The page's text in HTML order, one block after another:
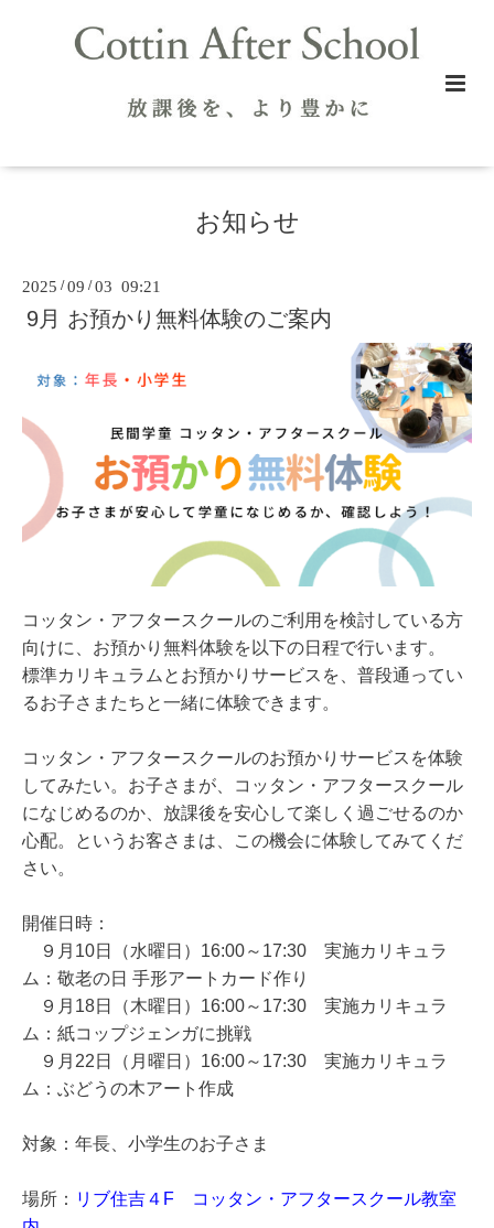
お知らせ
2025 /09 /03 09:21
9月 お預かり無料体験のご案内
コッタン・アフタースクールのご利用を検討している方
向けに、お預かり無料体験を以下の日程で行います。
標準カリキュラムとお預かりサービスを、普段通ってい
るお子さまたちと一緒に体験できます。
コッタン・アフタースクールのお預かりサービスを体験
してみたい。お子さまが、コッタン・アフタースクール
になじめるのか、放課後を安心して楽しく過ごせるのか
心配。というお客さまは、この機会に体験してみて くだ
さい。
開催日時：
９ 月10日（水曜日）16:00～17:30 実施カリキュラ
ム： 敬老の日 手形アートカード作り
９ 月18日（木曜日）16:00～17:30 実施カリキュラ
ム： 紙コップジェンガに挑戦
９ 月22日（月曜日）16:00～17:30 実施カリキュラ
ム： ぶどうの木アート作成
対象： 年長、小学生のお子さま
場所： リブ住吉４F コッタン・アフタースクール教室